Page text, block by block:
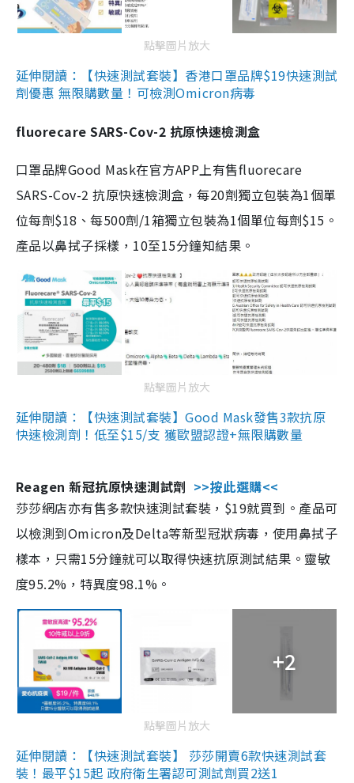
點擊圖片放大
延伸閱讀：【快速測試套裝】香港口罩品牌$19快速測試
劑優惠 無限購數量！可檢測Omicron病毒
fluorecare SARS-Cov-2 抗原快速檢測盒
口罩品牌Good Mask在官方APP上有售fluorecare
SARS-Cov-2 抗原快速檢測盒，每20劑獨立包裝為1個單
位每劑$18、每500劑/1箱獨立包裝為1個單位每劑$15。
產品以鼻拭子採樣，10至15分鐘知結果。
點擊圖片放大
延伸閱讀：【快速測試套裝】Good Mask發售3款抗原
快速檢測劑！低至$15/支 獲歐盟認證+無限購數量
Reagen 新冠抗原快速測試劑 >>按此選購<<
莎莎網店亦有售多款快速測試套裝，$19就買到。產品可
以檢測到Omicron及Delta等新型冠狀病毒，使用鼻拭子
樣本，只需15分鐘就可以取得快速抗原測試結果。靈敏
度95.2%，特異度98.1%。
+2
點擊圖片放大
延伸閱讀：【快速測試套裝】 莎莎開賣6款快速測試套
裝！最平$15起 政府衛生署認可測試劑買2送1